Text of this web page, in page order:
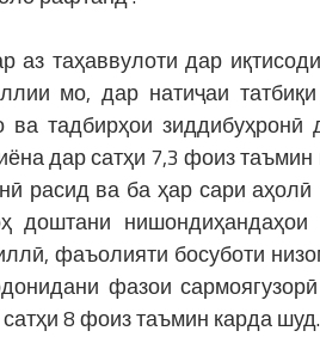
аз таҳаввулоти дар
мо, дар натиҷаи
ва тадбирҳои
дар сатҳи 7,3 фоиз
расид ва ба ҳар сари
доштани
фаъолияти босуботи
фазои
8 фоиз таъмин карда шуд.